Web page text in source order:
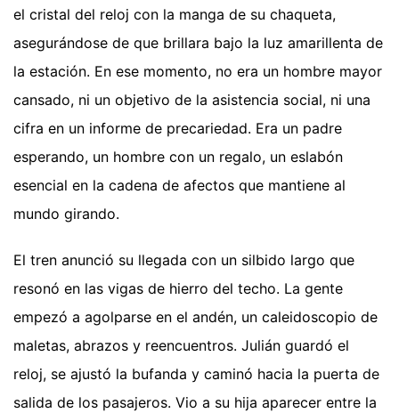
el cristal del reloj con la manga de su chaqueta,
asegurándose de que brillara bajo la luz amarillenta de
la estación. En ese momento, no era un hombre mayor
cansado, ni un objetivo de la asistencia social, ni una
cifra en un informe de precariedad. Era un padre
esperando, un hombre con un regalo, un eslabón
esencial en la cadena de afectos que mantiene al
mundo girando.
El tren anunció su llegada con un silbido largo que
resonó en las vigas de hierro del techo. La gente
empezó a agolparse en el andén, un caleidoscopio de
maletas, abrazos y reencuentros. Julián guardó el
reloj, se ajustó la bufanda y caminó hacia la puerta de
salida de los pasajeros. Vio a su hija aparecer entre la